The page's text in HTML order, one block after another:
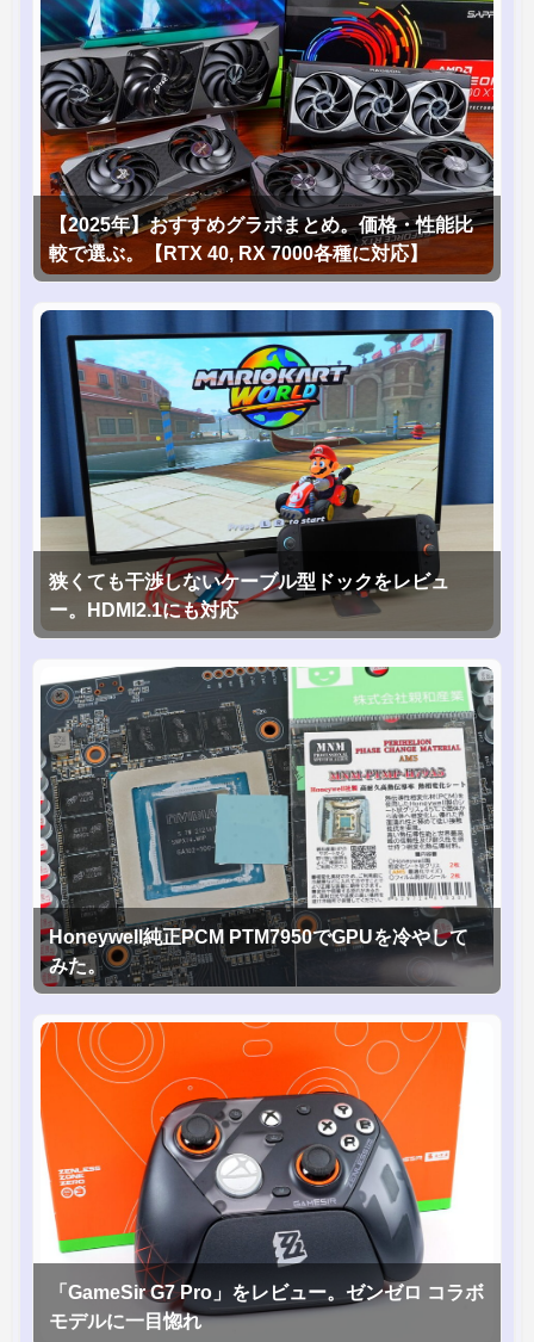
【2025年】おすすめグラボまとめ。価格・性能比
較で選ぶ。【RTX 40, RX 7000各種に対応】
狭くても干渉しないケーブル型ドックをレビュ
ー。HDMI2.1にも対応
Honeywell純正PCM PTM7950でGPUを冷やして
みた。
「GameSir G7 Pro」をレビュー。ゼンゼロ コラボ
モデルに一目惚れ